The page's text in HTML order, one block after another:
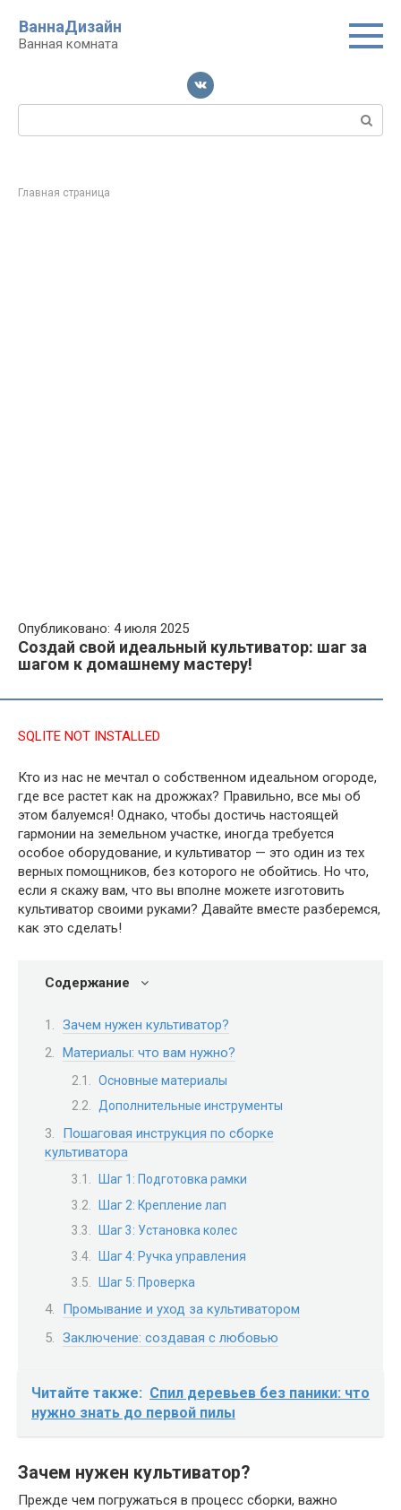
контенту
ВаннаДизайн
Ванная комната
Поиск:
Главная страница
Опубликовано: 4 июля 2025
Создай свой идеальный культиватор: шаг за
шагом к домашнему мастеру!
SQLITE NOT INSTALLED
Кто из нас не мечтал о собственном идеальном огороде,
где все растет как на дрожжах? Правильно, все мы об
этом балуемся! Однако, чтобы достичь настоящей
гармонии на земельном участке, иногда требуется
особое оборудование, и культиватор — это один из тех
верных помощников, без которого не обойтись. Но что,
если я скажу вам, что вы вполне можете изготовить
культиватор своими руками? Давайте вместе разберемся,
как это сделать!
Содержание
Зачем нужен культиватор?
Материалы: что вам нужно?
Основные материалы
Дополнительные инструменты
Пошаговая инструкция по сборке
культиватора
Шаг 1: Подготовка рамки
Шаг 2: Крепление лап
Шаг 3: Установка колес
Шаг 4: Ручка управления
Шаг 5: Проверка
Промывание и уход за культиватором
Заключение: создавая с любовью
Читайте также: Спил деревьев без паники: что
нужно знать до первой пилы
Зачем нужен культиватор?
Прежде чем погружаться в процесс сборки, важно